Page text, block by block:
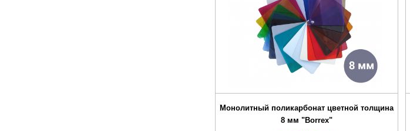
Монолитный поликарбонат цветной толщина
8 мм "Borrex"